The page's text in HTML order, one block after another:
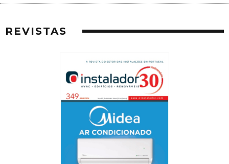
REVISTAS